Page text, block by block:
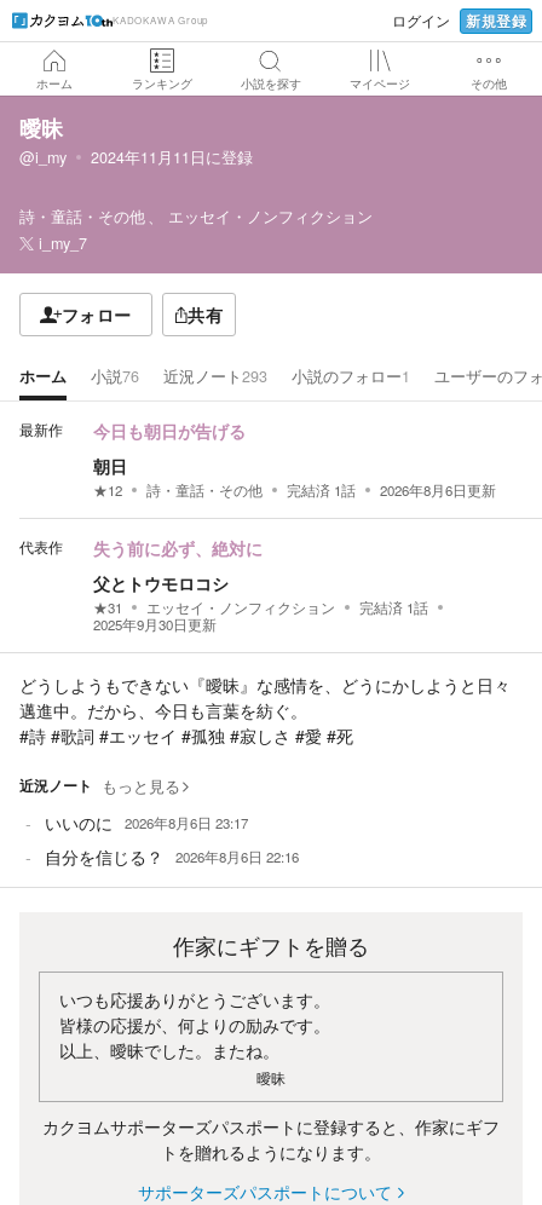
KADOKAWA Group ログイン 新規登録
ホーム ランキング 小説を探す マイページ その他
曖昧
@i_my 2024年11月11日に登録
詩・童話・その他
エッセイ・ノンフィクション
i_my_7
フォロー 共有
ホーム 小説76 近況ノート293 小説のフォロー1 ユーザーのフ
最新作 今日も朝日が告げる
朝日
★12 詩・童話・その他 完結済 1話 2026年8月6日更新
代表作 失う前に必ず、絶対に
父とトウモロコシ
★31 エッセイ・ノンフィクション 完結済 1話
2025年9月30日更新
どうしようもできない『曖昧』な感情を、どうにかしようと日々
邁進中。だから、今日も言葉を紡ぐ。
#詩 #歌詞 #エッセイ #孤独 #寂しさ #愛 #死
近況ノート もっと見る
いいのに 2026年8月6日 23:17
自分を信じる？ 2026年8月6日 22:16
作家にギフトを贈る
いつも応援ありがとうございます。
皆様の応援が、何よりの励みです。
以上、曖昧でした。またね。
曖昧
カクヨムサポーターズパスポートに登録すると、作家にギフ
トを贈れるようになります。
サポーターズパスポートについて